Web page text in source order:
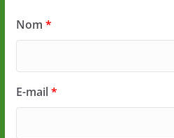
Nom *
E-mail*